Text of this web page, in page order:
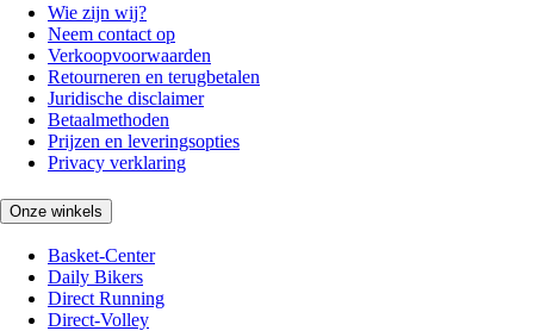
Wie zijn wij?
Neem contact op
Verkoopvoorwaarden
Retourneren en terugbetalen
Juridische disclaimer
Betaalmethoden
Prijzen en leveringsopties
Privacy verklaring
Onze winkels
Basket-Center
Daily Bikers
Direct Running
Direct-Volley